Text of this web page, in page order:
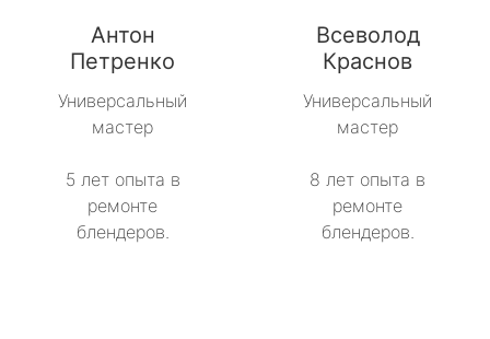
Антон
Петренко
Универсальный
мастер
5 лет опыта в
ремонте
блендеров.
Всеволод
Краснов
Универсальный
мастер
8 лет опыта в
ремонте
блендеров.